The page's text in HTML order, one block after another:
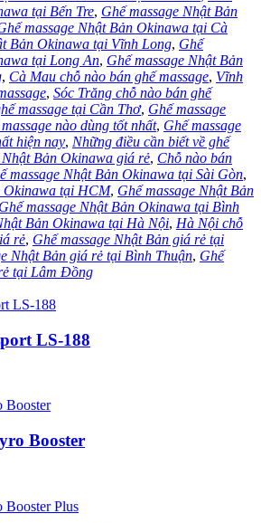
tại Bến Tre, Ghế massage Nhật Bản
massage Nhật Bản Okinawa tại Cà
Bản Okinawa tại Vĩnh Long, Ghế
tại Long An, Ghế massage Nhật Bản
, Cà Mau chỗ nào bán ghế massage, Vĩnh
, Sóc Trăng chỗ nào bán ghế
massage tại Cần Thơ, Ghế massage
nào dùng tốt nhất, Ghế massage
hiện nay, Những điều cần biết về ghế
Nhật Bản Okinawa giá rẻ, Chỗ nào bán
massage Nhật Bản Okinawa tại Sài Gòn,
Okinawa tại HCM, Ghế massage Nhật Bản
Ghế massage Nhật Bản Okinawa tại Bình
Bản Okinawa tại Hà Nội, Hà Nội chỗ
rẻ, Ghế massage Nhật Bản giá rẻ tại
Nhật Bản giá rẻ tại Bình Thuận, Ghế
tại Lâm Đồng
LS-188
Booster